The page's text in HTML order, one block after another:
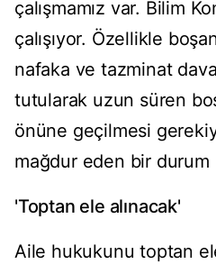
çalışmamız var. Bilim
çalışıyor. Özellikle
nafaka ve tazminat
tutularak uzun süren
önüne geçilmesi
mağdur eden bir durum
'Toptan ele alınacak'
Aile hukukunu toptan